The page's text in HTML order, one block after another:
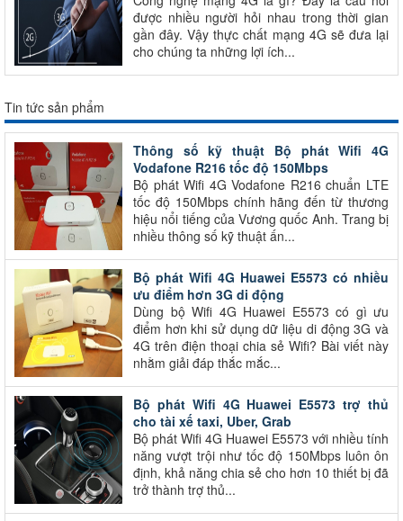
được nhiều người hỏi nhau trong thời gian
gần đây. Vậy thực chất mạng 4G sẽ đưa lại
cho chúng ta những lợi ích...
Tin tức sản phẩm
Thông số kỹ thuật Bộ phát Wifi 4G
Vodafone R216 tốc độ 150Mbps
Bộ phát Wifi 4G Vodafone R216 chuẩn LTE
tốc độ 150Mbps chính hãng đến từ thương
hiệu nổi tiếng của Vương quốc Anh. Trang bị
nhiều thông số kỹ thuật ấn...
Bộ phát Wifi 4G Huawei E5573 có nhiều
ưu điểm hơn 3G di động
Dùng bộ Wifi 4G Huawei E5573 có gì ưu
điểm hơn khi sử dụng dữ liệu di động 3G và
4G trên điện thoại chia sẻ Wifi? Bài viết này
nhằm giải đáp thắc mắc...
Bộ phát Wifi 4G Huawei E5573 trợ thủ
cho tài xế taxi, Uber, Grab
Bộ phát Wifi 4G Huawei E5573 với nhiều tính
năng vượt trội như tốc độ 150Mbps luôn ôn
định, khả năng chia sẻ cho hơn 10 thiết bị đã
trở thành trợ thủ...